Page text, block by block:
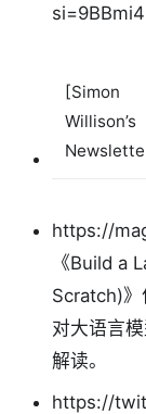
[Simon
Willison’s
https://
《Build a
Scratch)》
对大语言
解读。
https://